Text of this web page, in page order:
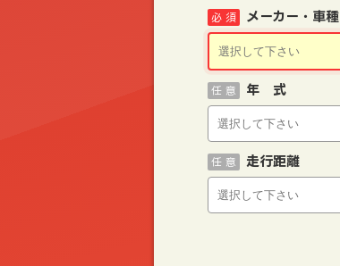
メーカー・車種
必 須
年 式
任 意
走行距離
任 意